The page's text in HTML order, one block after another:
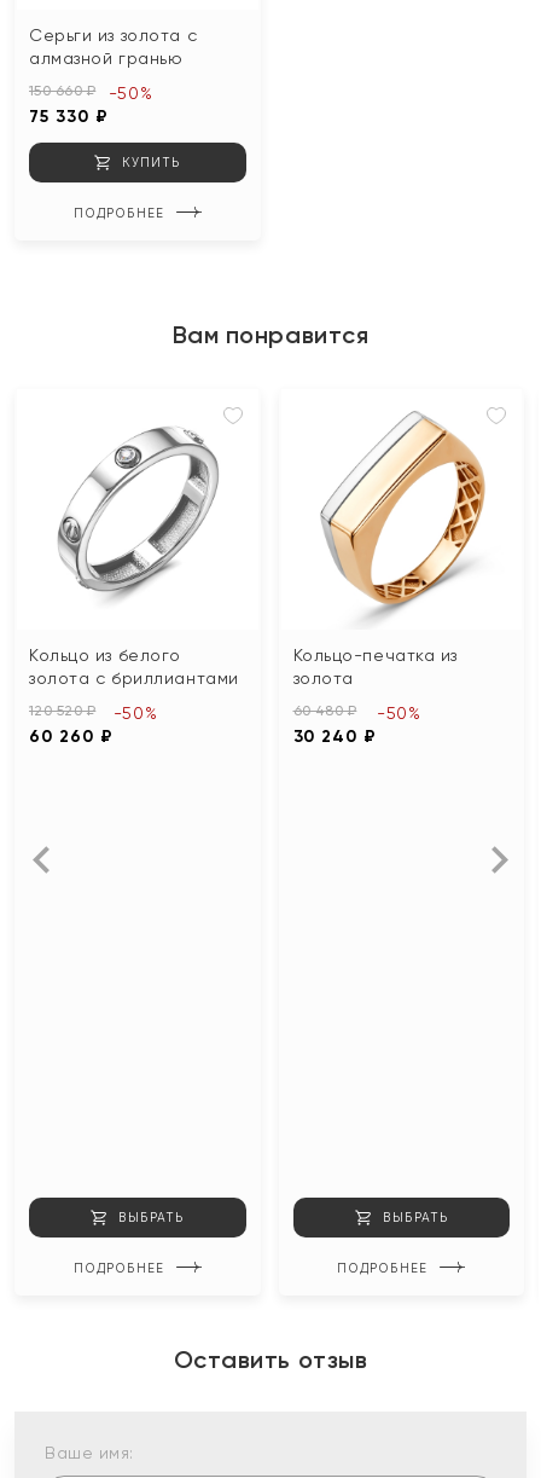
Серьги из золота с
алмазной гранью
150 660 ₽
75 330 ₽
-50%
КУПИТЬ
ПОДРОБНЕЕ
Вам понравится
Кольцо из белого
золота с бриллиантами
120 520 ₽
60 260 ₽
-50%
ВЫБРАТЬ
ПОДРОБНЕЕ
Кольцо-печатка из
золота
60 480 ₽
30 240 ₽
-50%
ВЫБРАТЬ
ПОДРОБНЕЕ
Оставить отзыв
Ваше имя: